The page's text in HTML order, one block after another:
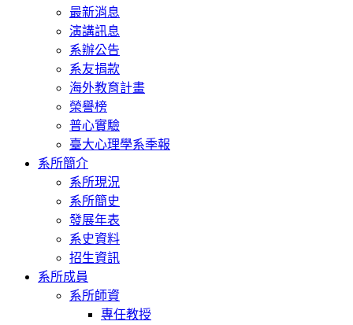
最新消息
演講訊息
系辦公告
系友捐款
海外教育計畫
榮譽榜
普心實驗
臺大心理學系季報
系所簡介
系所現況
系所簡史
發展年表
系史資料
招生資訊
系所成員
系所師資
專任教授